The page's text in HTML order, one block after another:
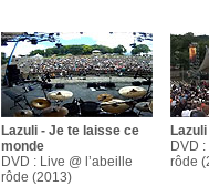
Lazuli - Je te laisse ce
monde
DVD : Live @ l’abeille
rôde (2013)
DVD
rôde